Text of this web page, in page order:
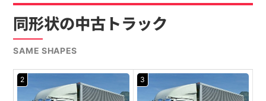
同形状の中古トラック
SAME SHAPES
2 3